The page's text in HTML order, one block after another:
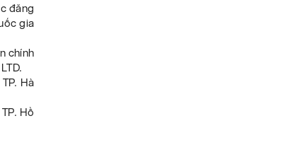
đăng
gia
chính
Hà
Hồ